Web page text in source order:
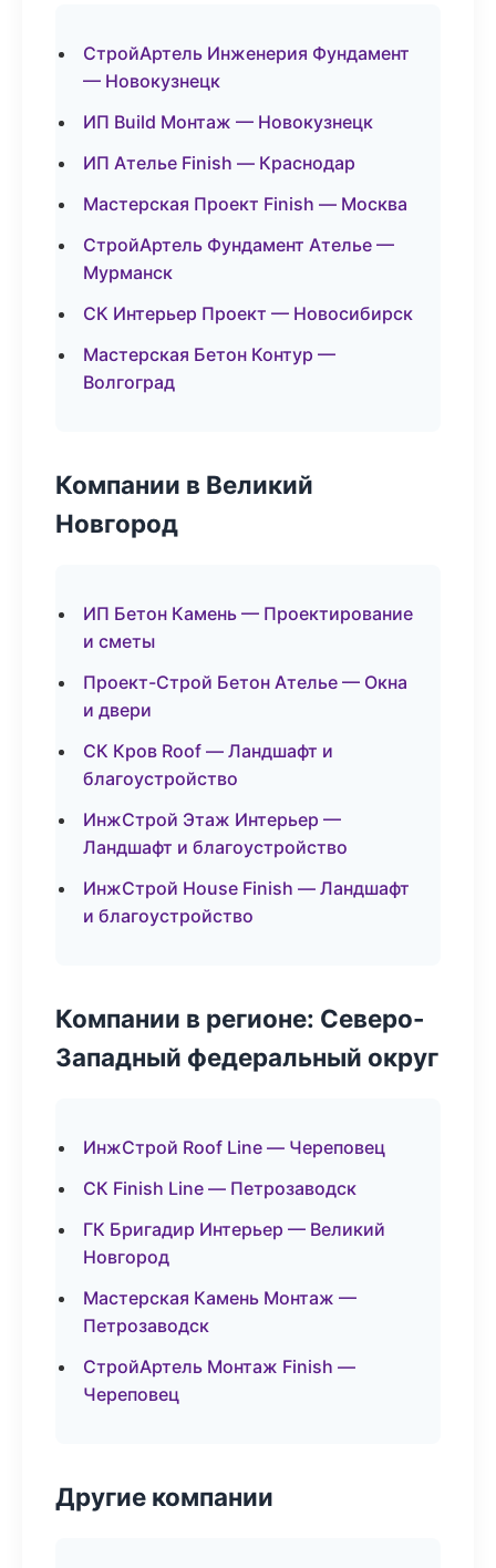
СтройАртель Инженерия Фундамент
— Новокузнецк
ИП Build Монтаж — Новокузнецк
ИП Ателье Finish — Краснодар
Мастерская Проект Finish — Москва
СтройАртель Фундамент Ателье —
Мурманск
СК Интерьер Проект — Новосибирск
Мастерская Бетон Контур —
Волгоград
Компании в Великий
Новгород
ИП Бетон Камень — Проектирование
и сметы
Проект-Строй Бетон Ателье — Окна
и двери
СК Кров Roof — Ландшафт и
благоустройство
ИнжСтрой Этаж Интерьер —
Ландшафт и благоустройство
ИнжСтрой House Finish — Ландшафт
и благоустройство
Компании в регионе: Северо-
Западный федеральный округ
ИнжСтрой Roof Line — Череповец
СК Finish Line — Петрозаводск
ГК Бригадир Интерьер — Великий
Новгород
Мастерская Камень Монтаж —
Петрозаводск
СтройАртель Монтаж Finish —
Череповец
Другие компании